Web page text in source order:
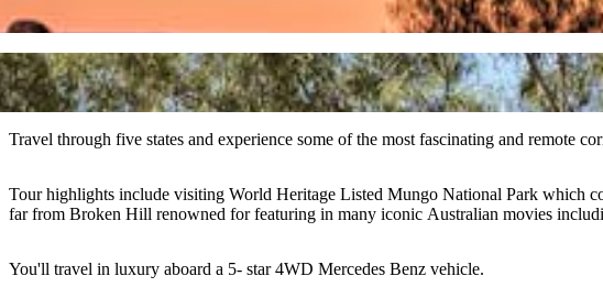
Travel through five states and experience some of the most fascinating and remote
Tour highlights include visiting World Heritage Listed Mungo National Park which
far from Broken Hill renowned for featuring in many iconic Australian movies
You'll travel in luxury aboard a 5- star 4WD Mercedes Benz vehicle.